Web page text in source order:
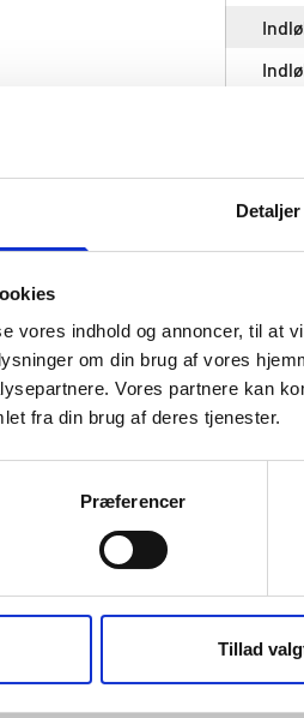
Detaljer
vores indhold og annoncer, til at
om din brug af vores
Vores partnere kan
fra din brug af deres tjenester.
Præferencer
Tillad
Farve: